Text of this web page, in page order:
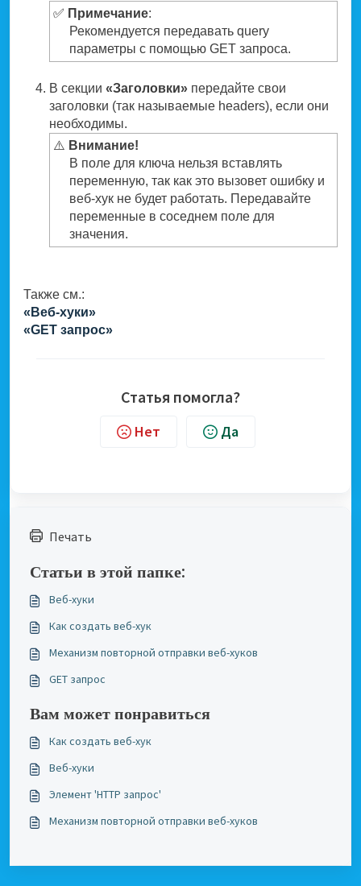
✅ Примечание:
Рекомендуется передавать query
параметры с помощью GET запроса.
В секции «Заголовки» передайте свои
заголовки (так называемые headers), если они
необходимы.
⚠️ Внимание!
В поле для ключа нельзя вставлять
переменную, так как это вызовет ошибку и
веб-хук не будет работать. Передавайте
переменные в соседнем поле для
значения.
Также см.:
«Веб-хуки»
«GET запрос»
Статья помогла?
Нет Да
Печать
Статьи в этой папке:
Веб-хуки
Как создать веб-хук
Механизм повторной отправки веб-хуков
GET запрос
Вам может понравиться
Как создать веб-хук
Веб-хуки
Элемент 'HTTP запрос'
Механизм повторной отправки веб-хуков